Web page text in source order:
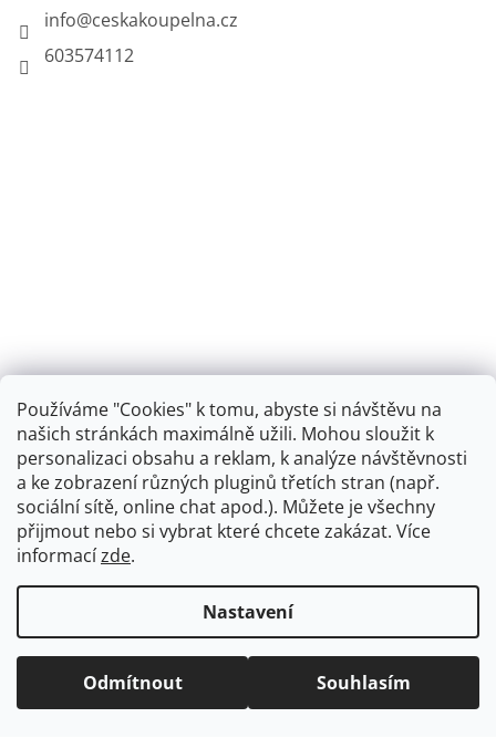
Používáme "Cookies" k tomu, abyste si návštěvu na
našich stránkách maximálně užili. Mohou sloužit k
personalizaci obsahu a reklam, k analýze návštěvnosti
a ke zobrazení různých pluginů třetích stran (např.
sociální sítě, online chat apod.). Můžete je všechny
přijmout nebo si vybrat které chcete zakázat. Více
informacízde.
Nastavení
Odmítnout Souhlasím
info@ceskakoupelna.cz
603574112
Retro koupelna
Vytvořil Shoptet + plnenieshopu.cz
Copyright 2026Dřezová-baterie.cz. Všechna práva